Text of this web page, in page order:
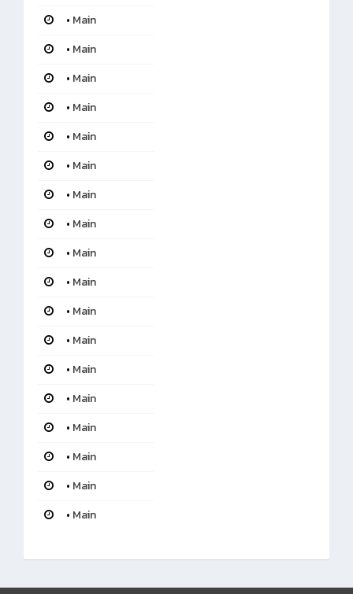
• Main
• Main
• Main
• Main
• Main
• Main
• Main
• Main
• Main
• Main
• Main
• Main
• Main
• Main
• Main
• Main
• Main
• Main